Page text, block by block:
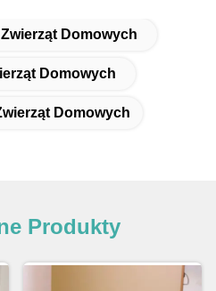
Domowych
Domowych
Domowych
Produkty